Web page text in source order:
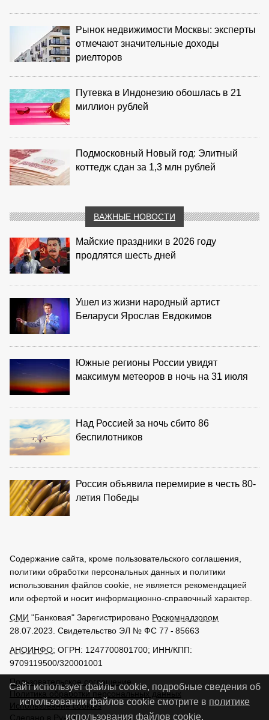
Рынок недвижимости Москвы: эксперты
отмечают значительные доходы
риелторов
Путевка в Индонезию обошлась в 21
миллион рублей
Подмосковный Новый год: Элитный
коттедж сдан за 1,3 млн рублей
ВАЖНЫЕ НОВОСТИ
Майские праздники в 2026 году
продлятся шесть дней
Ушел из жизни народный артист
Беларуси Ярослав Евдокимов
Южные регионы России увидят
максимум метеоров в ночь на 31 июля
Над Россией за ночь сбито 86
беспилотников
Россия объявила перемирие в честь 80-
летия Победы
Содержание сайта, кроме пользовательского соглашения,
политики обработки персональных данных и политики
использования файлов cookie, не является рекомендацией
или офертой и носит информационно-справочный характер.
СМИ "Банковая" Зарегистрировано Роскомнадзором
28.07.2023. Свидетельство ЭЛ № ФС 77 - 85663
АНОИНФО; ОГРН: 1247700801700; ИНН/КПП:
9709119500/320001001
Пользовательское соглашение
Политика обработки персональных данных
Использование cookies
Сделано в
РунетЛаб – Сайты и CRM
Сайт использует файлы cookie, подробные сведения об
использовании файлов cookie смотрите в политике
использования файлов cookie.